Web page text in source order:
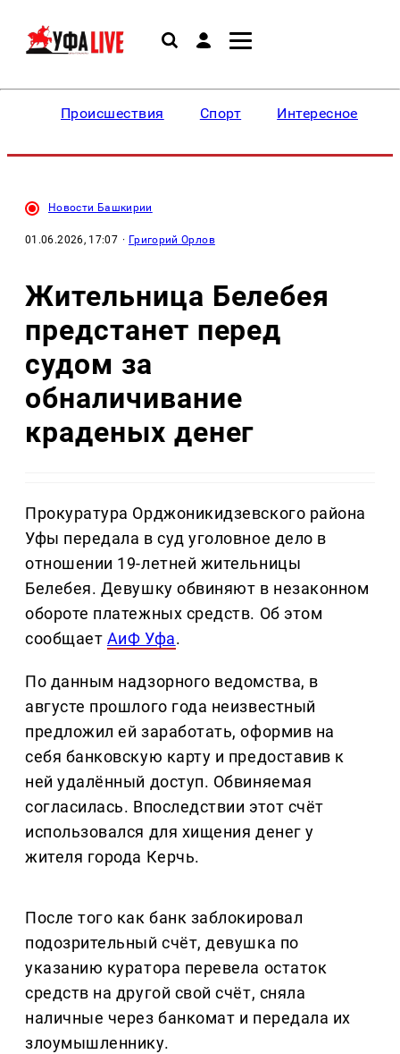
Происшествия Спорт Интересное
Новости Башкирии
01.06.2026, 17:07 · Григорий Орлов
Жительница Белебея
предстанет перед
судом за
обналичивание
краденых денег
Прокуратура Орджоникидзевского района
Уфы передала в суд уголовное дело в
отношении 19-летней жительницы
Белебея. Девушку обвиняют в незаконном
обороте платежных средств. Об этом
сообщает АиФ Уфа.
По данным надзорного ведомства, в
августе прошлого года неизвестный
предложил ей заработать, оформив на
себя банковскую карту и предоставив к
ней удалённый доступ. Обвиняемая
согласилась. Впоследствии этот счёт
использовался для хищения денег у
жителя города Керчь.
После того как банк заблокировал
подозрительный счёт, девушка по
указанию куратора перевела остаток
средств на другой свой счёт, сняла
наличные через банкомат и передала их
злоумышленнику.